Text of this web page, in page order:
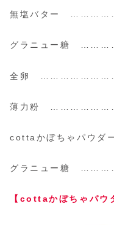
無塩バター
グラニュー糖
全卵
薄力粉
cottaかぼちゃパウ
グラニュー糖
【cottaかぼちゃパウ